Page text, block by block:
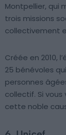
Montpellier, qui
trois missions
collectivement
Créée en 2010,
25 bénévoles
personnes
collectif. Si
cette noble